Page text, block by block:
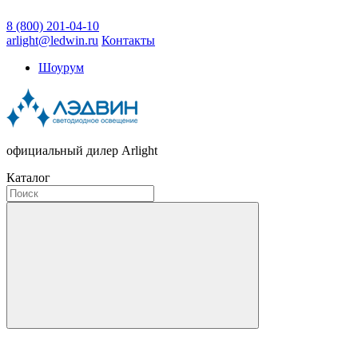
8 (800) 201-04-10
arlight@ledwin.ru Контакты
Шоурум
официальный дилер Arlight
Каталог